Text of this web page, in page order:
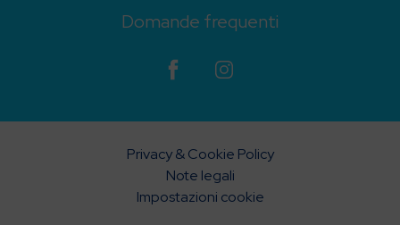
Domande frequenti
Privacy & Cookie Policy
Note legali
Impostazioni cookie